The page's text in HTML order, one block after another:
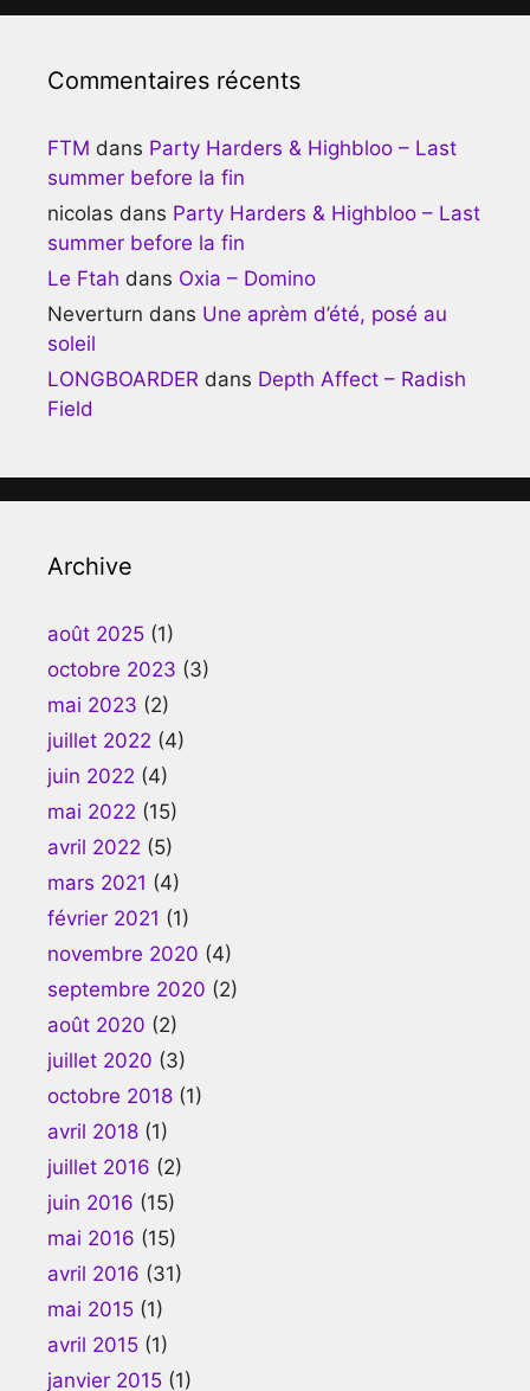
Commentaires récents
FTM dans Party Harders & Highbloo – Last
summer before la fin
nicolas dans Party Harders & Highbloo – Last
summer before la fin
Le Ftah dans Oxia – Domino
Neverturn dans Une aprèm d’été, posé au
soleil
LONGBOARDER dans Depth Affect – Radish
Field
Archive
août 2025 (1)
octobre 2023 (3)
mai 2023 (2)
juillet 2022 (4)
juin 2022 (4)
mai 2022 (15)
avril 2022 (5)
mars 2021 (4)
février 2021 (1)
novembre 2020 (4)
septembre 2020 (2)
août 2020 (2)
juillet 2020 (3)
octobre 2018 (1)
avril 2018 (1)
juillet 2016 (2)
juin 2016 (15)
mai 2016 (15)
avril 2016 (31)
mai 2015 (1)
avril 2015 (1)
janvier 2015 (1)